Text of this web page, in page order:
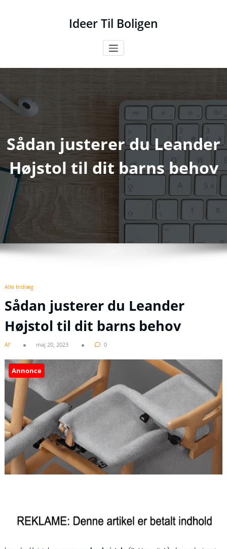
Ideer Til Boligen
Sådan justerer du Leander
Højstol til dit barns behov
Alle Indlæg
Sådan justerer du Leander
Højstol til dit barns behov
Af maj 20, 2023 0
Annonce